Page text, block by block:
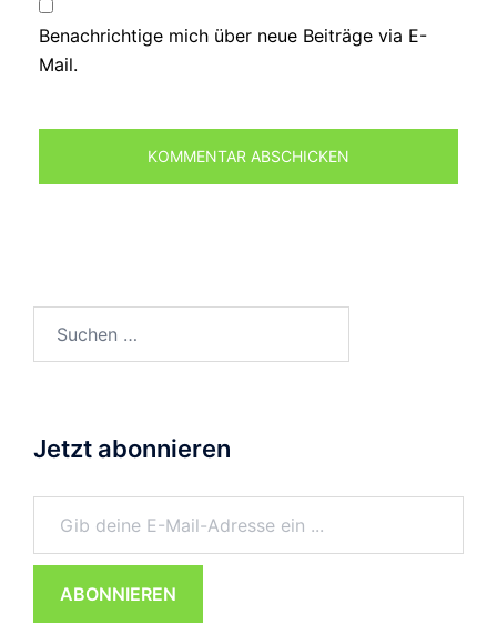
Benachrichtige mich über neue Beiträge via E-
Mail.
nach:
Jetzt abonnieren
Gib deine E-Mail-Adresse ein ...
ABONNIEREN